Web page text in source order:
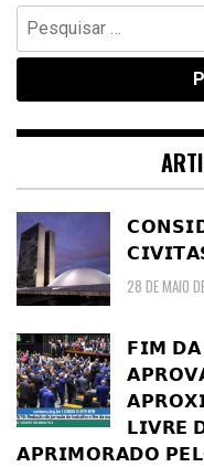
Pesquisar
por:
28 DE MAIO
𝗙𝗜𝗠
𝗟𝗜𝗩𝗥𝗘
𝗔𝗣𝗥𝗜𝗠𝗢𝗥𝗔𝗗𝗢